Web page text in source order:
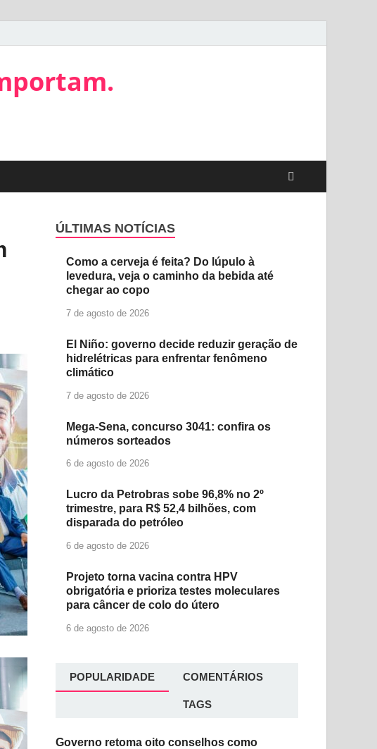
ÚLTIMAS NOTÍCIAS
Como a cerveja é feita? Do lúpulo à
levedura, veja o caminho da bebida até
chegar ao copo
7 de agosto de 2026
El Niño: governo decide reduzir geração de
hidrelétricas para enfrentar fenômeno
climático
7 de agosto de 2026
Mega-Sena, concurso 3041: confira os
números sorteados
6 de agosto de 2026
Lucro da Petrobras sobe 96,8% no 2º
trimestre, para R$ 52,4 bilhões, com
disparada do petróleo
6 de agosto de 2026
Projeto torna vacina contra HPV
obrigatória e prioriza testes moleculares
para câncer de colo do útero
6 de agosto de 2026
POPULARIDADE COMENTÁRIOS
TAGS
Governo retoma oito conselhos como